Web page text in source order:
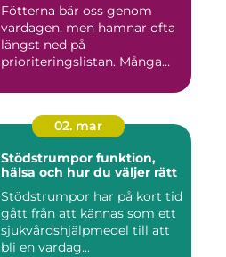
Fötterna bär oss genom
vardagen, men hamnar ofta
längst ned på
prioriteringslistan. Många
02. mar
Stödstrumpor funktion,
hälsa och hur du väljer rätt
Stödstrumpor har på kort tid
gått från att kännas som ett
sjukvårdshjälpmedel till att
bli en vardag...